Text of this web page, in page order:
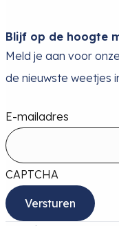
Blijf op de hoogte
Meld je aan voor
de nieuwste weetjes
E-mailadres
CAPTCHA